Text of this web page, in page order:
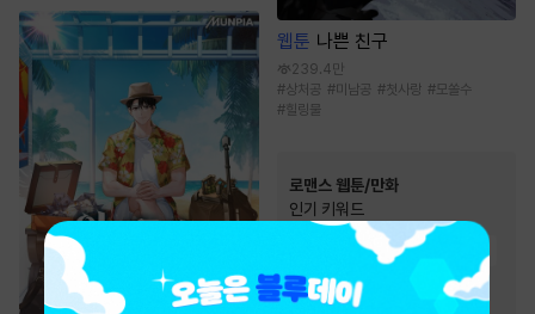
웹툰 나쁜 친구
239.4만
#상처공 #미남공 #첫사랑 #모쏠수
#힐링물
로맨스 웹툰/만화
인기 키워드
계약관계 #짝사랑
동거
#직진녀